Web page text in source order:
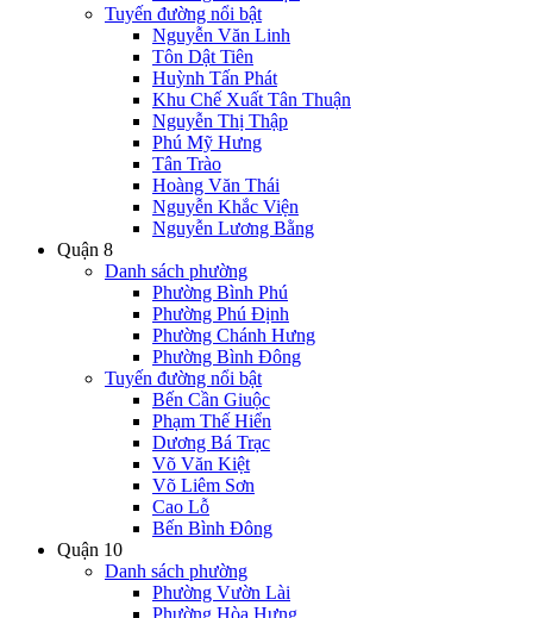
Tuyến đường nổi bật
Nguyễn Văn Linh
Tôn Dật Tiên
Huỳnh Tấn Phát
Khu Chế Xuất Tân Thuận
Nguyễn Thị Thập
Phú Mỹ Hưng
Tân Trào
Hoàng Văn Thái
Nguyễn Khắc Viện
Nguyễn Lương Bằng
Quận 8
Danh sách phường
Phường Bình Phú
Phường Phú Định
Phường Chánh Hưng
Phường Bình Đông
Tuyến đường nổi bật
Bến Cần Giuộc
Phạm Thế Hiển
Dương Bá Trạc
Võ Văn Kiệt
Võ Liêm Sơn
Cao Lỗ
Bến Bình Đông
Quận 10
Danh sách phường
Phường Vườn Lài
Phường Hòa Hưng